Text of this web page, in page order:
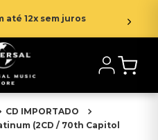
até 12x sem juros
CD IMPORTADO
(2CD / 70th Capitol